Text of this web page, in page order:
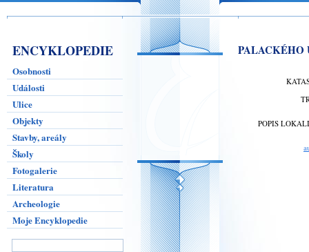
ENCYKLOPEDIE
Osobnosti
Události
Ulice
Objekty
Stavby, areály
Školy
Fotogalerie
Literatura
Archeologie
Moje Encyklopedie
PALACKÉHO
POPIS